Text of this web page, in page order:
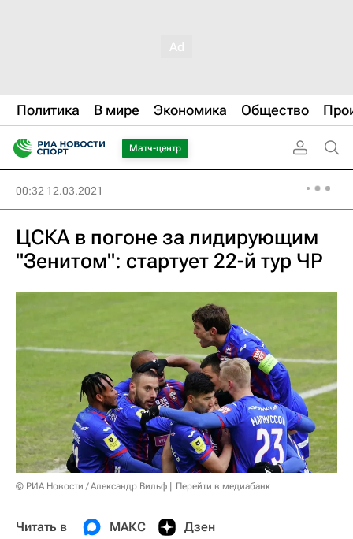
Политика В мире Экономика Общество
Матч-центр
00:32 12.03.2021
ЦСКА в погоне за лидирующим
"Зенитом": стартует 22-й тур ЧР
© РИА Новости / Александр Вильф Перейти в медиабанк
Читать в МАКС Дзен